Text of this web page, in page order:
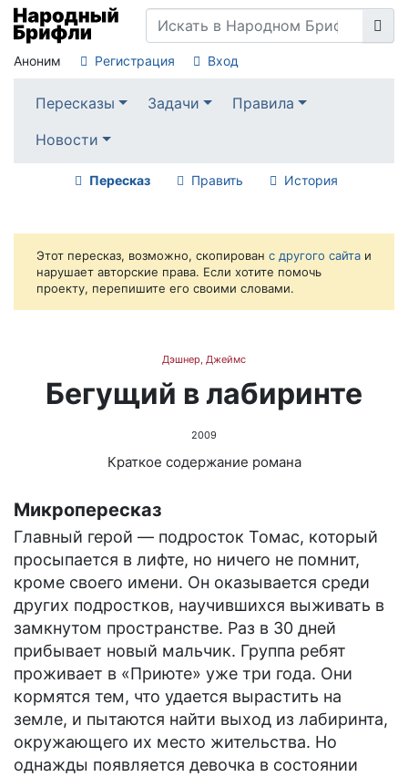
Аноним Регистрация Вход
Пересказы Задачи
Правила
Новости
Пересказ Править История
Этот пересказ, возможно, скопирован с другого сайта и
нарушает авторские права. Если хотите помочь
проекту, перепишите его своими словами.
Дэшнер, Джеймс
Бегущий в лабиринте
2009
Краткое содержание романа
Микропересказ
Главный герой — подросток Томас, который
просыпается в лифте, но ничего не помнит,
кроме своего имени. Он оказывается среди
других подростков, научившихся выживать в
замкнутом пространстве. Раз в 30 дней
прибывает новый мальчик. Группа ребят
проживает в «Приюте» уже три года. Они
кормятся тем, что удается вырастить на
земле, и пытаются найти выход из лабиринта,
окружающего их место жительства. Но
однажды появляется девочка в состоянии